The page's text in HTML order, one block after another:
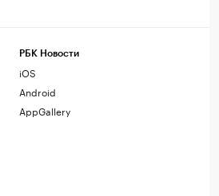
РБК Новости
iOS
Android
AppGallery